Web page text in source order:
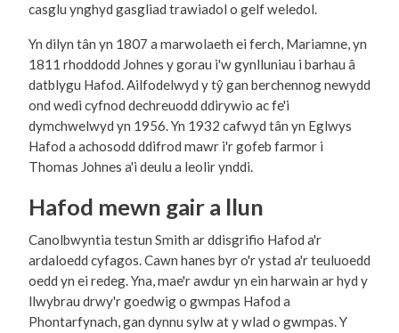
casglu ynghyd gasgliad trawiadol o gelf weledol.
Yn dilyn tân yn 1807 a marwolaeth ei ferch, Mariamne, yn
1811 rhoddodd Johnes y gorau i'w gynlluniau i barhau â
datblygu Hafod. Ailfodelwyd y tŷ gan berchennog newydd
ond wedi cyfnod dechreuodd ddirywio ac fe'i
dymchwelwyd yn 1956. Yn 1932 cafwyd tân yn Eglwys
Hafod a achosodd ddifrod mawr i'r gofeb farmor i
Thomas Johnes a'i deulu a leolir ynddi.
Hafod mewn gair a llun
Canolbwyntia testun Smith ar ddisgrifio Hafod a'r
ardaloedd cyfagos. Cawn hanes byr o'r ystad a'r teuluoedd
oedd yn ei redeg. Yna, mae'r awdur yn ein harwain ar hyd y
llwybrau drwy'r goedwig o gwmpas Hafod a
Phontarfynach, gan dynnu sylw at y wlad o gwmpas. Y